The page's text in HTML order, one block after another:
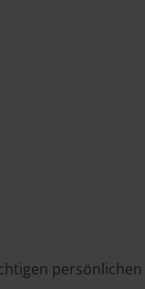
persönlichen